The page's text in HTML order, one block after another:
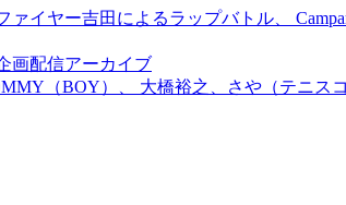
イヤー吉田によるラップバトル、
画配信アーカイブ
（BOY）、 大橋裕之、さや（テニス